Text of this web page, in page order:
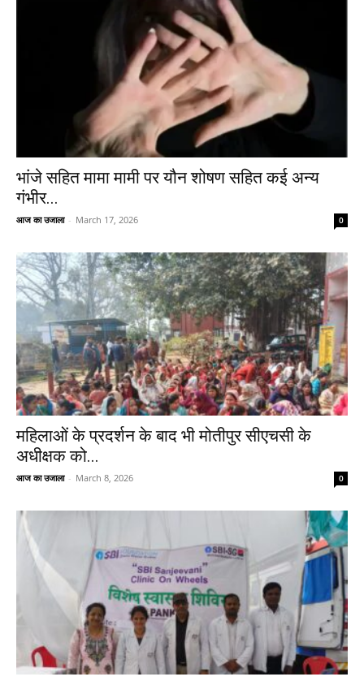
भांजे सहित मामा मामी पर यौन शोषण सहित कई अन्य
गंभीर...
आज का उजाला - March 17, 2026 0
महिलाओं के प्रदर्शन के बाद भी मोतीपुर सीएचसी के
अधीक्षक को...
आज का उजाला - March 8, 2026 0